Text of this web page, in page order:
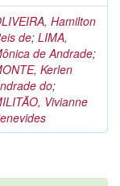
Hamilton
de; LIMA,
de Andrade;
Kerlen
do;
Vivianne